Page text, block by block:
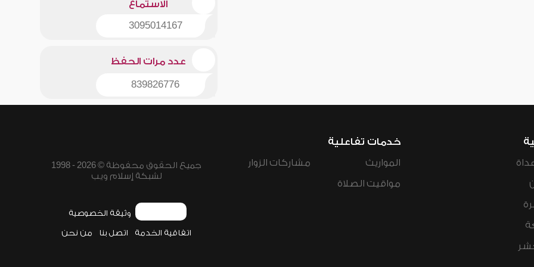
الاستماع
3095014167
عدد مرات الحفظ
839826776
خدمات تفاعلية
المواريث
مواقيت الصلاة
مشاركات الزوار
جميع الحقوق محفوظة © 2026 - 1998
لشبكة إسلام ويب
وثيقة الخصوصية
اتفاقية الخدمة اتصل بنا من نحن